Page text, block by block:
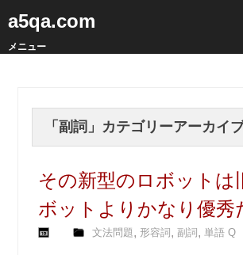
a5qa.com
メニュー
「副詞 」カテゴリーアーカイ
その新型のロボットは
ボットよりかなり優秀
文法問題,形容詞 ,副詞 ,単語 Q